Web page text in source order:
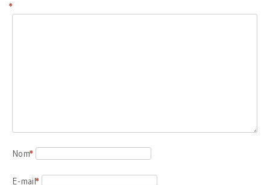
*
Nom
*
E-mail
*